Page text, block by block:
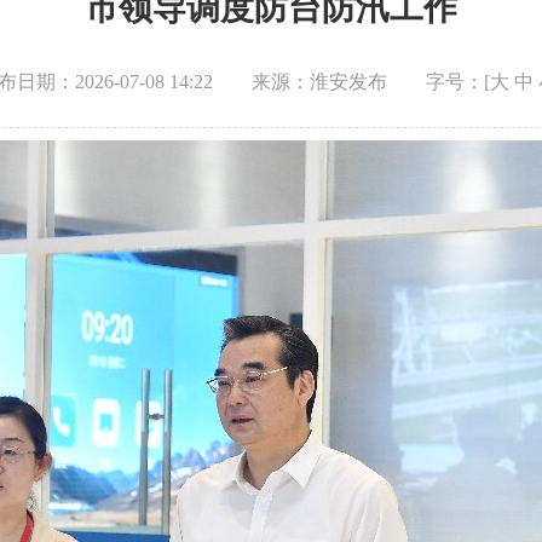
市领导调度防台防汛工作
日期：2026-07-08 14:22 来源：淮安发布 字号：[大 中